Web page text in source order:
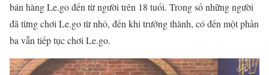
bán hàng Le.go đến từ người trên 18 tuổi. Trong số những người
đã từng chơi Le.go từ nhỏ, đến khi trưởng thành, có đến một phần
ba vẫn tiếp tục chơi Le.go.